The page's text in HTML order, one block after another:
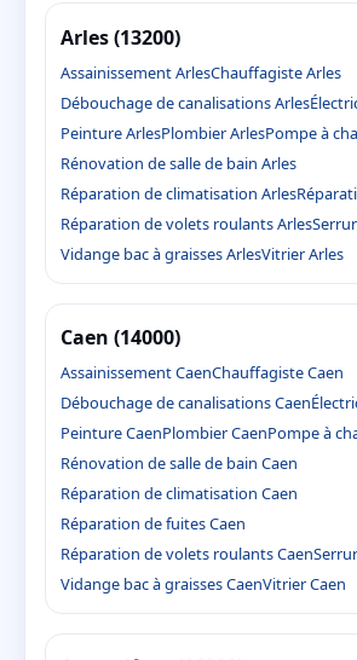
Arles (13200)
Assainissement ArlesChauffagiste Arles
Débouchage de canalisations Arles
Peinture ArlesPlombier ArlesPompe à
Rénovation de salle de bain Arles
Réparation de climatisation Arles
Réparation de volets roulants Arles
Vidange bac à graisses ArlesVitrier Arles
Caen (14000)
Assainissement CaenChauffagiste Caen
Débouchage de canalisations Caen
Peinture CaenPlombier CaenPompe à
Rénovation de salle de bain Caen
Réparation de climatisation Caen
Réparation de fuites Caen
Réparation de volets roulants Caen
Vidange bac à graisses CaenVitrier Caen